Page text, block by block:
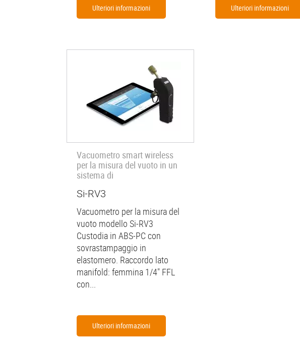
Ulteriori informazioni Ulteriori informazioni
Vacuometro smart wireless
per la misura del vuoto in un
sistema di
Si-RV3
Vacuometro per la misura del
vuoto modello Si-RV3
Custodia in ABS-PC con
sovrastampaggio in
elastomero. Raccordo lato
manifold: femmina 1/4" FFL
con...
Ulteriori informazioni